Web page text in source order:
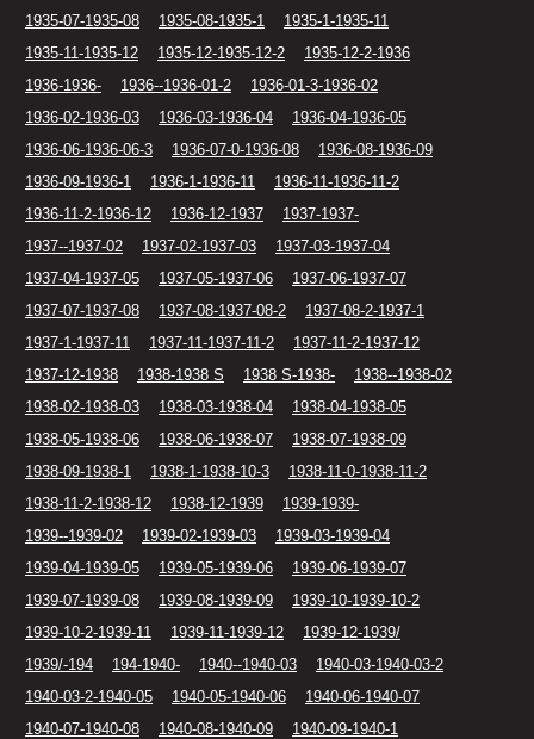
1935-07-1935-08
1935-08-1935-1
1935-1-1935-11
1935-11-1935-12
1935-12-1935-12-2
1935-12-2-1936
1936-1936-
1936--1936-01-2
1936-01-3-1936-02
1936-02-1936-03
1936-03-1936-04
1936-04-1936-05
1936-06-1936-06-3
1936-07-0-1936-08
1936-08-1936-09
1936-09-1936-1
1936-1-1936-11
1936-11-1936-11-2
1936-11-2-1936-12
1936-12-1937
1937-1937-
1937--1937-02
1937-02-1937-03
1937-03-1937-04
1937-04-1937-05
1937-05-1937-06
1937-06-1937-07
1937-07-1937-08
1937-08-1937-08-2
1937-08-2-1937-1
1937-1-1937-11
1937-11-1937-11-2
1937-11-2-1937-12
1937-12-1938
1938-1938 S 1938 S-1938-
1938--1938-02
1938-02-1938-03
1938-03-1938-04
1938-04-1938-05
1938-05-1938-06
1938-06-1938-07
1938-07-1938-09
1938-09-1938-1
1938-1-1938-10-3
1938-11-0-1938-11-2
1938-11-2-1938-12
1938-12-1939
1939-1939-
1939--1939-02
1939-02-1939-03
1939-03-1939-04
1939-04-1939-05
1939-05-1939-06
1939-06-1939-07
1939-07-1939-08
1939-08-1939-09
1939-10-1939-10-2
1939-10-2-1939-11
1939-11-1939-12
1939-12-1939/
1939/-194
194-1940- 1940--1940-03
1940-03-1940-03-2
1940-03-2-1940-05
1940-05-1940-06
1940-06-1940-07
1940-07-1940-08
1940-08-1940-09
1940-09-1940-1